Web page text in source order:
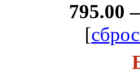
795.00
[